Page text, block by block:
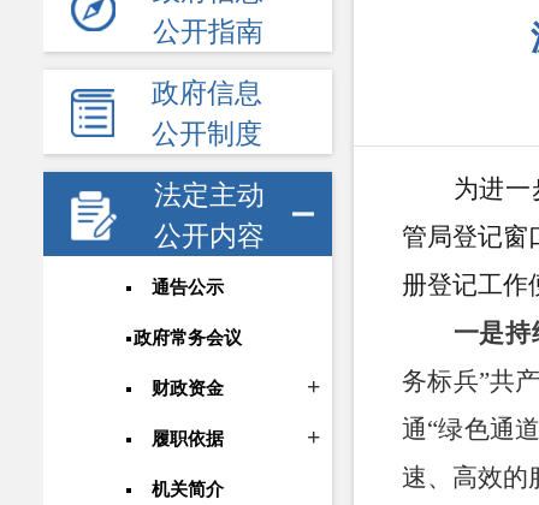
公开指南
政府信息
公开制度
法定主动
公开内容
通告公示
政府常务会议
财政资金
履职依据
机关简介
为进
管局登记窗
册登记工作
一是持
务标兵”共
通“绿色通
速、高效的